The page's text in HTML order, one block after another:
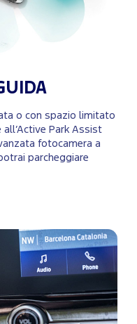
o con spazio limitato
Park Assist
fotocamera a
parcheggiare